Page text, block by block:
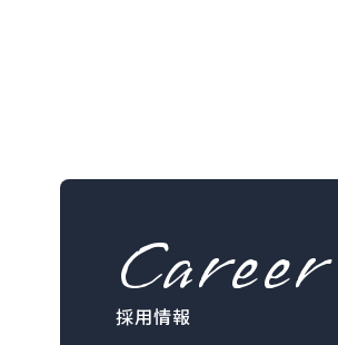
Career
採用情報